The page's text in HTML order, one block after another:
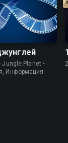
Jungle Planet •
Информация